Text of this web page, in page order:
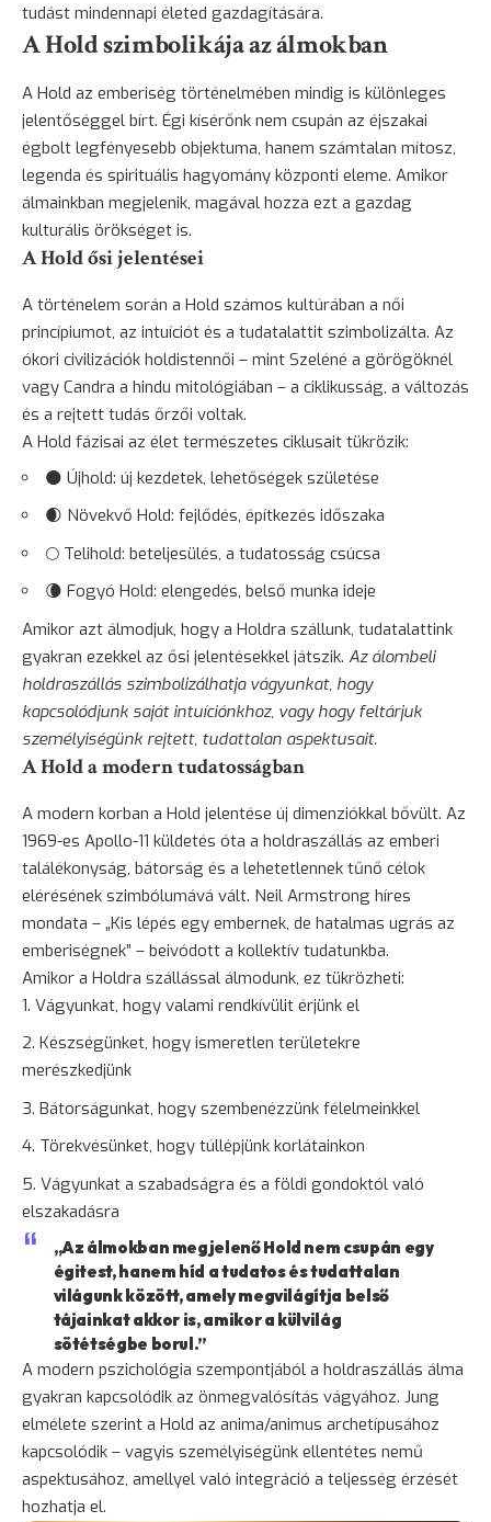
tudást mindennapi életed gazdagítására.
A Hold szimbolikája az álmokban
A Hold az emberiség történelmében mindig is különleges
jelentőséggel bírt. Égi kísérőnk nem csupán az éjszakai
égbolt legfényesebb objektuma, hanem számtalan mítosz,
legenda és spirituális hagyomány központi eleme. Amikor
álmainkban megjelenik, magával hozza ezt a gazdag
kulturális örökséget is.
A Hold ősi jelentései
A történelem során a Hold számos kultúrában a női
princípiumot, az intuíciót és a tudatalattit szimbolizálta. Az
ókori civilizációk holdistennői – mint Szeléné a görögöknél
vagy Candra a hindu mitológiában – a ciklikusság, a változás
és a rejtett tudás őrzői voltak.
A Hold fázisai az élet természetes ciklusait tükrözik:
🌑 Újhold: új kezdetek, lehetőségek születése
🌒 Növekvő Hold: fejlődés, építkezés időszaka
🌕 Telihold: beteljesülés, a tudatosság csúcsa
🌘 Fogyó Hold: elengedés, belső munka ideje
Amikor azt álmodjuk, hogy a Holdra szállunk, tudatalattink
gyakran ezekkel az ősi jelentésekkel játszik. Az álombeli
holdraszállás szimbolizálhatja vágyunkat, hogy
kapcsolódjunk saját intuíciónkhoz, vagy hogy feltárjuk
személyiségünk rejtett, tudattalan aspektusait.
A Hold a modern tudatosságban
A modern korban a Hold jelentése új dimenziókkal bővült. Az
1969-es Apollo-11 küldetés óta a holdraszállás az emberi
találékonyság, bátorság és a lehetetlennek tűnő célok
elérésének szimbólumává vált. Neil Armstrong híres
mondata – „Kis lépés egy embernek, de hatalmas ugrás az
emberiségnek” – beivódott a kollektív tudatunkba.
Amikor a Holdra szállással álmodunk, ez tükrözheti:
Vágyunkat, hogy valami rendkívülit érjünk el
Készségünket, hogy ismeretlen területekre
merészkedjünk
Bátorságunkat, hogy szembenézzünk félelmeinkkel
Törekvésünket, hogy túllépjünk korlátainkon
Vágyunkat a szabadságra és a földi gondoktól való
elszakadásra
„Az álmokban megjelenő Hold nem csupán egy
égitest, hanem híd a tudatos és tudattalan
világunk között, amely megvilágítja belső
tájainkat akkor is, amikor a külvilág
sötétségbe borul.”
A modern pszichológia szempontjából a holdraszállás álma
gyakran kapcsolódik az önmegvalósítás vágyához. Jung
elmélete szerint a Hold az anima/animus archetípusához
kapcsolódik – vagyis személyiségünk ellentétes nemű
aspektusához, amellyel való integráció a teljesség érzését
hozhatja el.